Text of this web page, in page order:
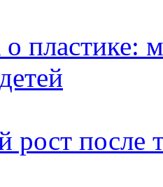
пластике:
рост после